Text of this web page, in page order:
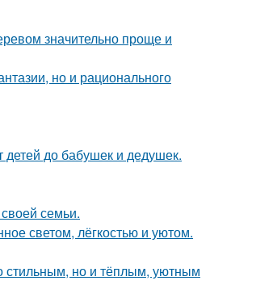
значительно проще и
но и рационального
до бабушек и дедушек.
семьи.
светом, лёгкостью и уютом.
стильным, но и тёплым, уютным